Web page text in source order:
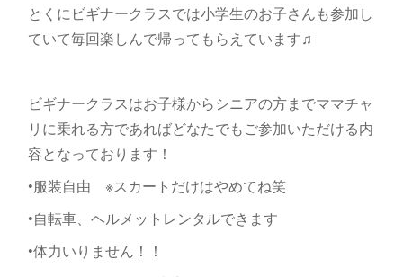
とくにビギナークラスでは小学生のお子さんも参加し
ていて毎回楽しんで帰ってもらえています♫
ビギナークラスはお子様からシニアの方までママチャ
リに乗れる方であればどなたでもご参加いただける内
容となっております！
•服装自由 ※スカートだけはやめてね笑
•自転車、ヘルメットレンタルできます
•体力いりません！！